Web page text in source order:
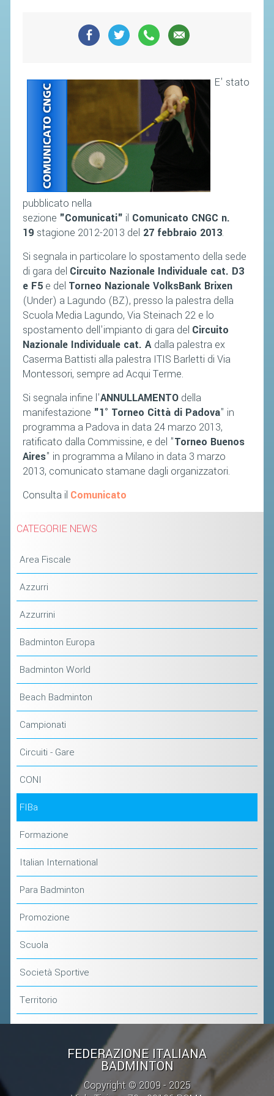
E' stato
pubblicato nella
sezione "Comunicati" il Comunicato CNGC n.
19 stagione 2012-2013 del 27 febbraio 2013.
Si segnala in particolare lo spostamento della sede
di gara del Circuito Nazionale Individuale cat. D3
e F5 e del Torneo Nazionale VolksBank Brixen
(Under) a Lagundo (BZ), presso la palestra della
Scuola Media Lagundo, Via Steinach 22 e lo
spostamento dell'impianto di gara del Circuito
Nazionale Individuale cat. A dalla palestra ex
Caserma Battisti alla palestra ITIS Barletti di Via
Montessori, sempre ad Acqui Terme.
Si segnala infine l'ANNULLAMENTO della
manifestazione "1° Torneo Città di Padova" in
programma a Padova in data 24 marzo 2013,
ratificato dalla Commissine, e del "Torneo Buenos
Aires" in programma a Milano in data 3 marzo
2013, comunicato stamane dagli organizzatori.
Consulta il Comunicato
CATEGORIE NEWS
Area Fiscale
Azzurri
Azzurrini
Badminton Europa
Badminton World
Beach Badminton
Campionati
Circuiti - Gare
CONI
FIBa
Formazione
Italian International
Para Badminton
Promozione
Scuola
Società Sportive
Territorio
FEDERAZIONE ITALIANA
BADMINTON
Copyright © 2009 - 2025
CONTATTI
AVVISI E BANDI
RESPONSABILITÀ SOCIALE
SAFEGUARDING
RICHIESTA PATROCINIO
GIUSTIZIA FEDERALE
REGOLAMENTI
PROVVEDIMENTI
ORGANI DI GIUSTIZIA FEDERALE
MAGLIA AZZURRA
STAFF TECNICO
CTF – PALABADMINTON
ATLETI D'INTERESSE NAZIONALE
SCHEDE ATLETI
CENTRI TECNICI TERRITORIALI
COMMISSIONE ATLETI
TESSERAMENTO
AFFILIAZIONE E TESSERAMENTO
LINE
AFFILIARE UN ESD
ALBO D'ORO CAMPIONATI ITALIANI
CLASSIFICHE 2013-2020
RICHIESTA TORNEI
PARA BADMINTON
TESSERAMENTO
REGOLAMENTI
GARE